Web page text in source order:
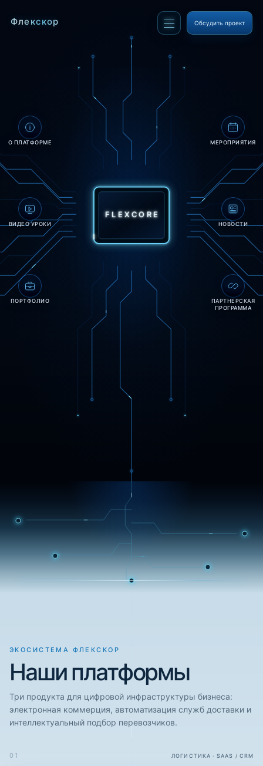
Флекскор Обсудить проект
FLEXCORE
О ПЛАТФОРМЕ
ВИДЕО УРОКИ
ПОРТФОЛИО
МЕРОПРИЯТИЯ
НОВОСТИ
ПАРТНЕРСКАЯ
ПРОГРАММА
ЭКОСИСТЕМА ФЛЕКСКОР
Наши платформы
Три продукта для цифровой инфраструктуры бизнеса:
электронная коммерция, автоматизация служб доставки и
интеллектуальный подбор перевозчиков.
01 ЛОГИСТИКА · SAAS / CRM